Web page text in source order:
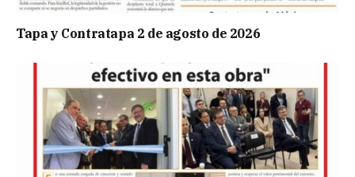
Tapa y Contratapa 2 de agosto de 2026